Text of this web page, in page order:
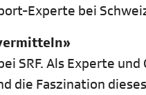
Experte bei
SRF. Als Experte
die Faszination